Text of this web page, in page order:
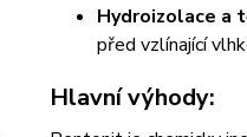
Hydroizolace a
před vzlínající
Hlavní výhody: